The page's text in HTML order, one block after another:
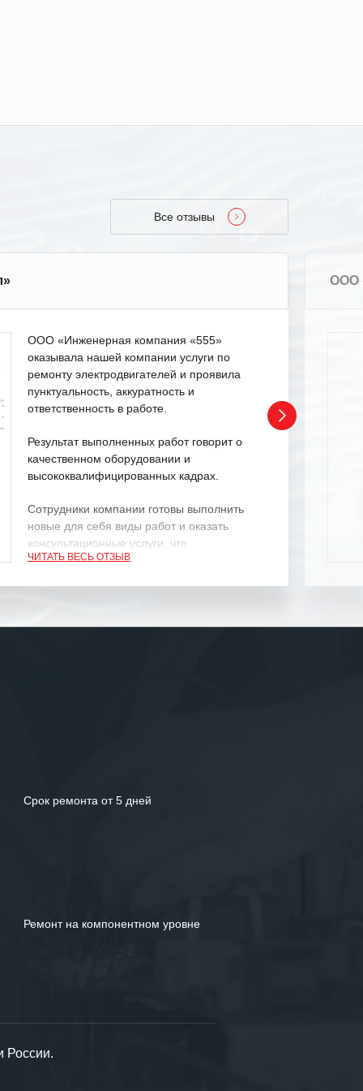
Все отзывы
ООО «Инженерная компания «555»
оказывала нашей компании услуги по
ремонту электродвигателей и проявила
пунктуальность, аккуратность и
ответственность в работе.
Результат выполненных работ говорит о
качественном оборудовании и
высококвалифицированных кадрах.
Сотрудники компании готовы выполнить
новые для себя виды работ и оказать
консультационные услуги, что
характеризует их как профессионалов
ответственного и надежного поставщика
ЧИТАТЬ ВЕСЬ ОТЗЫВ
ООО
Срок ремонта от 5 дней
Ремонт на компонентном уровне
России.